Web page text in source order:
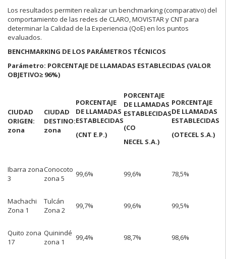
Los resultados permiten realizar un benchmarking (comparativo) del
comportamiento de las redes de CLARO, MOVISTAR y CNT para
determinar la Calidad de la Experiencia (QoE) en los puntos
evaluados.
BENCHMARKING DE LOS PARÁMETROS TÉCNICOS
Parámetro: PORCENTAJE DE LLAMADAS ESTABLECIDAS (VALOR
OBJETIVO≥ 96%)
CIUDAD
ORIGEN:
zona
CIUDAD
DESTINO:
zona
PORCENTAJE
DE LLAMADAS
ESTABLECIDAS
(CNT E.P.)
PORCENTAJE
DE LLAMADAS
ESTABLECIDAS
(CO
NECEL S.A.)
PORCENTAJE
DE LLAMADAS
ESTABLECIDAS
(OTECEL S.A.)
Ibarra zona
3
Conocoto
zona 5
99,6% 99,6% 78,5%
Machachi
Zona 1
Tulcán
Zona 2
99,7% 99,6% 99,5%
Quito zona
17
Quinindé
zona 1
99,4% 98,7% 98,6%